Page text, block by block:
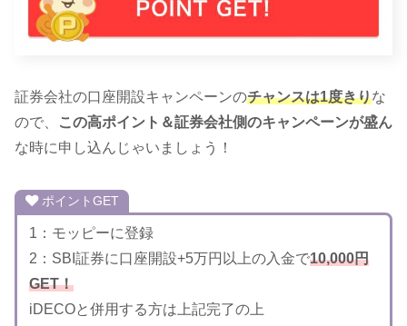
証券会社の口座開設キャンペーンのチャンスは1度きりな
ので、
この高ポイント＆証券会社側のキャンペーンが盛ん
な時に申し込んじゃいましょう！
ポイントGET
1：モッピーに登録
2：SBI証券に口座開設+5万円以上の入金で10,000円
GET！
iDECOと併用する方は上記完了の上